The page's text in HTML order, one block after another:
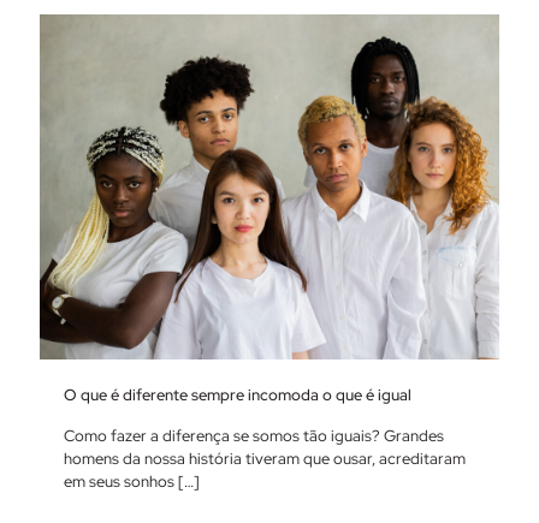
O que é diferente sempre incomoda o que é igual
Como fazer a diferença se somos tão iguais? Grandes
homens da nossa história tiveram que ousar, acreditaram
em seus sonhos[…]